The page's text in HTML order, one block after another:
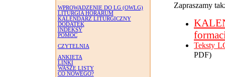
WPROWADZENIE DO LG (OWLG)
LITURGIA HORARUM
KALENDARZ LITURGICZNY
DODATEK
INDEKSY
POMOC
CZYTELNIA
ANKIETA
LINKI
WASZE LISTY
CO NOWEGO?
Zapraszamy
Teksty
PDF)